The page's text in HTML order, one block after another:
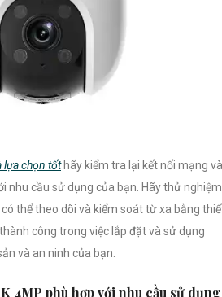
lựa chọn tốthãy kiểm tra lại kết nối mạng và
nhu cầu sử dụng của bạn. Hãy thử nghiệm
thể theo dõi và kiểm soát từ xa bằng
công trong việc lắp đặt và sử dụng
và an ninh của bạn.
4MP phù hợp với nhu cầu sử dụng